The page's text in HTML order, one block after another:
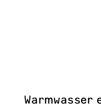
Warmwasser